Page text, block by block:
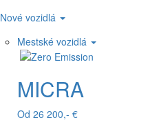
Nové vozidlá
Mestské vozidlá
MICRA
Od 26 200,- €